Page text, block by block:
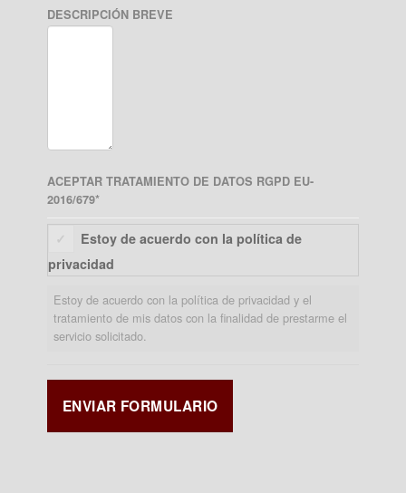
DESCRIPCIÓN BREVE
ACEPTAR TRATAMIENTO DE DATOS RGPD EU-
2016/679*
Estoy de acuerdo con la política de
privacidad
Estoy de acuerdo con la política de privacidad y el
tratamiento de mis datos con la finalidad de prestarme el
servicio solicitado.